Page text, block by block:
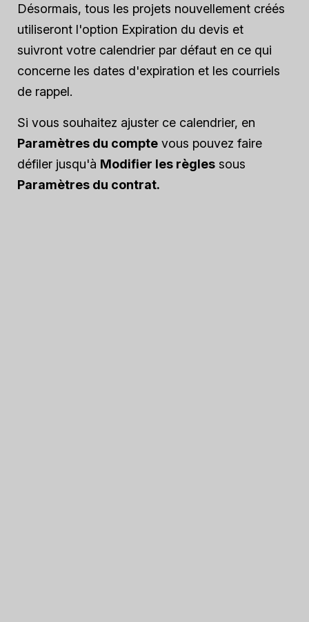
Désormais, tous les projets nouvellement créés
utiliseront l'option Expiration du devis et
suivront votre calendrier par défaut en ce qui
concerne les dates d'expiration et les courriels
de rappel.
Si vous souhaitez ajuster ce calendrier, en
Paramètres du compte vous pouvez faire
défiler jusqu'à Modifier les règles sous
Paramètres du contrat.